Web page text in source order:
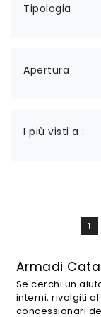
Tipologia
Apertura
I più visti a :
1
Armadi
Se cerchi un
interni, rivolgiti
concessionari